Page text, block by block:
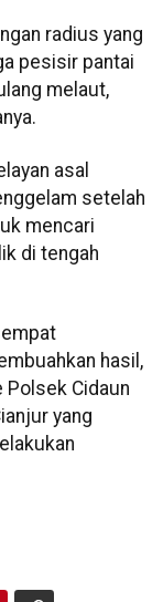
radius yang
pesisir pantai
melaut,
asal
setelah
mencari
di tengah
hasil,
Cidaun
yang